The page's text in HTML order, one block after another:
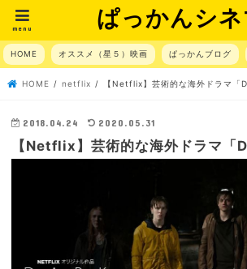
ぱっかんシネ
menu
HOME オススメ（星５）映画 ぱっかんブログ
HOME netflix 【Netflix】芸術的な海外ドラマ「
2018.04.24 2020.05.31
【Netflix】芸術的な海外ドラマ「